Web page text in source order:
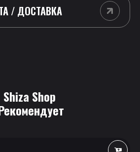
/ ДОСТАВКА
Shiza Shop